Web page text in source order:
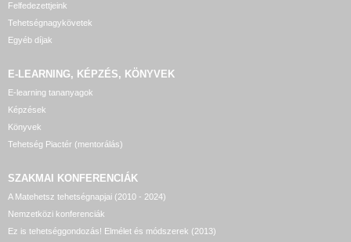
Felfedezettjeink
Tehetségnagykövetek
Egyéb díjak
E-LEARNING, KÉPZÉS, KÖNYVEK
E-learning tananyagok
Képzések
Könyvek
Tehetség Piactér (mentorálás)
SZAKMAI KONFERENCIÁK
A Matehetsz tehetségnapjai (2010 - 2024)
Nemzetközi konferenciák
Ez is tehetséggondozás! Elmélet és módszerek (2013)